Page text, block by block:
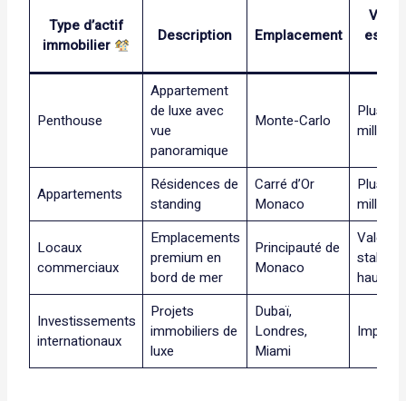
Type d’actif
immobilier
Description Emplacement
Penthouse
Appartement
de luxe avec
vue
panoramique
Monte-Carlo
millions
Appartements
Résidences de
standing
Carré d’Or
Monaco
millions
Locaux
commerciaux
Emplacements
premium en
bord de mer
Principauté de
Monaco
Valeur
stable
hausse
Investissements
internationaux
Projets
immobiliers de
luxe
Dubaï,
Londres,
Miami